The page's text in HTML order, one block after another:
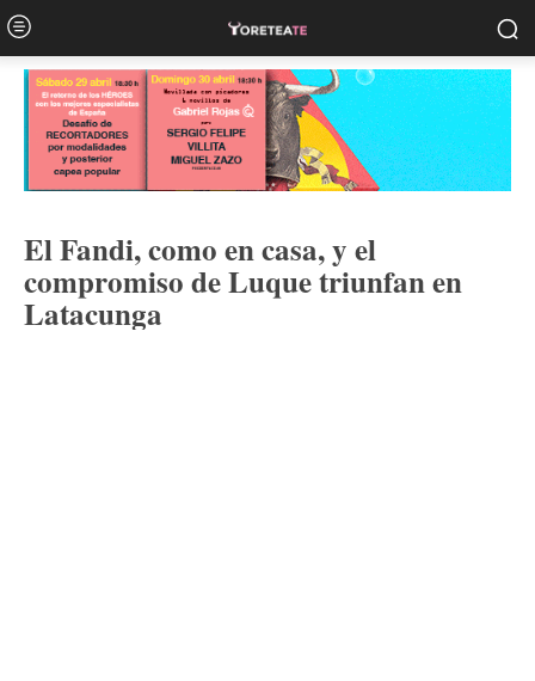
El Fandi, como en casa, y el
compromiso de Luque triunfan en
Latacunga